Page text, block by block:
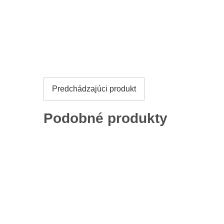
Predchádzajúci produkt
Podobné produkty